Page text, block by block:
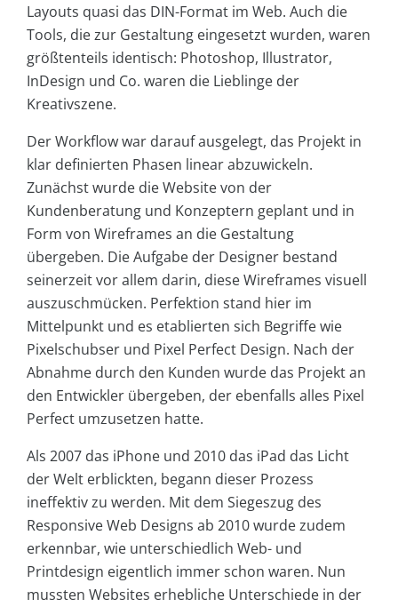
Layouts quasi das DIN-Format im Web. Auch die
Tools, die zur Gestaltung eingesetzt wurden, waren
größtenteils identisch: Photoshop, Illustrator,
InDesign und Co. waren die Lieblinge der
Kreativszene.
Der Workflow war darauf ausgelegt, das Projekt in
klar definierten Phasen linear abzuwickeln.
Zunächst wurde die Website von der
Kundenberatung und Konzeptern geplant und in
Form von Wireframes an die Gestaltung
übergeben. Die Aufgabe der Designer bestand
seinerzeit vor allem darin, diese Wireframes visuell
auszuschmücken. Perfektion stand hier im
Mittelpunkt und es etablierten sich Begriffe wie
Pixelschubser und Pixel Perfect Design. Nach der
Abnahme durch den Kunden wurde das Projekt an
den Entwickler übergeben, der ebenfalls alles Pixel
Perfect umzusetzen hatte.
Als 2007 das iPhone und 2010 das iPad das Licht
der Welt erblickten, begann dieser Prozess
ineffektiv zu werden. Mit dem Siegeszug des
Responsive Web Designs ab 2010 wurde zudem
erkennbar, wie unterschiedlich Web- und
Printdesign eigentlich immer schon waren. Nun
mussten Websites erhebliche Unterschiede in der